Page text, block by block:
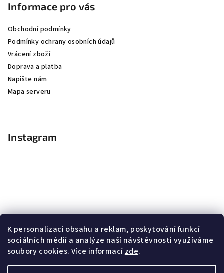
K personalizaci obsahu a reklam, poskytování funkcí
sociálních médií a analýze naší návštěvnosti využíváme
soubory cookies. Více informacízde.
Informace pro vás
Obchodní podmínky
Podmínky ochrany osobních údajů
Vrácení zboží
Doprava a platba
Napište nám
Mapa serveru
Instagram
Sledovat na Instagramu